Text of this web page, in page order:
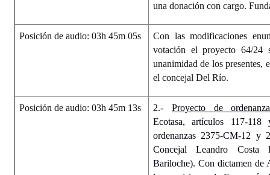
una donación con cargo.
Posición de audio: 03h 45m 05s
Con las modificaciones
votación el proyecto 64/24
unanimidad de los presentes,
el concejal Del Río.
Posición de audio: 03h 45m 13s 2.- Proyecto de
Ecotasa, artículos 117-
ordenanzas 2375-CM-12 y
Concejal Leandro Costa
Bariloche). Con dictamen de